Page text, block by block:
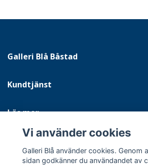
Galleri Blå Båstad
Kundtjänst
Läs mer
Sociala medier
Vi använder cookies
Galleri Blå använder cookies. Genom
sidan godkänner du användandet av